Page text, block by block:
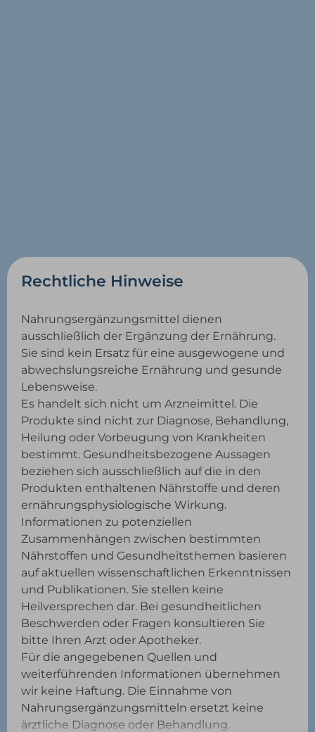
Rechtliche Hinweise
Nahrungsergänzungsmittel dienen
ausschließlich der Ergänzung der Ernährung.
Sie sind kein Ersatz für eine ausgewogene und
abwechslungsreiche Ernährung und gesunde
Lebensweise.
Es handelt sich nicht um Arzneimittel. Die
Produkte sind nicht zur Diagnose, Behandlung,
Heilung oder Vorbeugung von Krankheiten
bestimmt. Gesundheitsbezogene Aussagen
beziehen sich ausschließlich auf die in den
Produkten enthaltenen Nährstoffe und deren
ernährungsphysiologische Wirkung.
Informationen zu potenziellen
Zusammenhängen zwischen bestimmten
Nährstoffen und Gesundheitsthemen basieren
auf aktuellen wissenschaftlichen Erkenntnissen
und Publikationen. Sie stellen keine
Heilversprechen dar. Bei gesundheitlichen
Beschwerden oder Fragen konsultieren Sie
bitte Ihren Arzt oder Apotheker.
Für die angegebenen Quellen und
weiterführenden Informationen übernehmen
wir keine Haftung. Die Einnahme von
Nahrungsergänzungsmitteln ersetzt keine
ärztliche Diagnose oder Behandlung.